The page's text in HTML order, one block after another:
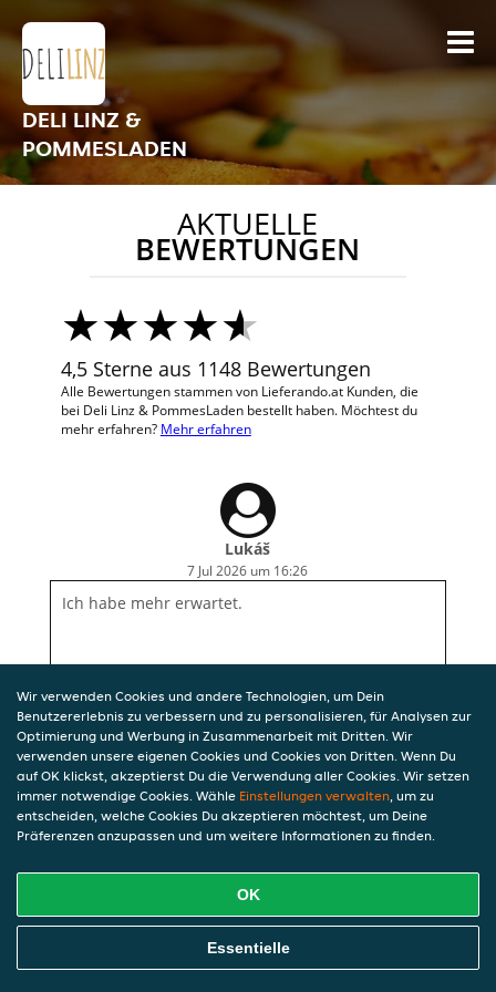
DELI LINZ &
POMMESLADEN
AKTUELLE
BEWERTUNGEN
4,5 Sterne aus 1148 Bewertungen
Alle Bewertungen stammen von Lieferando.at Kunden, die
bei Deli Linz & PommesLaden bestellt haben. Möchtest du
mehr erfahren? Mehr erfahren
Lukáš
7 Jul 2026 um 16:26
Ich habe mehr erwartet.
Wir verwenden Cookies und andere Technologien, um Dein
Benutzererlebnis zu verbessern und zu personalisieren, für Analysen zur
Optimierung und Werbung in Zusammenarbeit mit Dritten. Wir
verwenden unsere eigenen Cookies und Cookies von Dritten. Wenn Du
auf OK klickst, akzeptierst Du die Verwendung aller Cookies. Wir setzen
immer notwendige Cookies. Wähle Einstellungen verwalten, um zu
entscheiden, welche Cookies Du akzeptieren möchtest, um Deine
Präferenzen anzupassen und um weitere Informationen zu finden.
OK
Essentielle